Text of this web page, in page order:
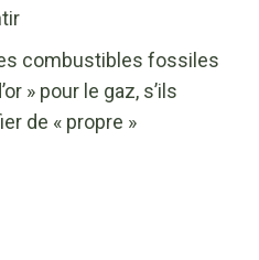
combustibles fossiles
» pour le gaz, s’ils
de « propre »